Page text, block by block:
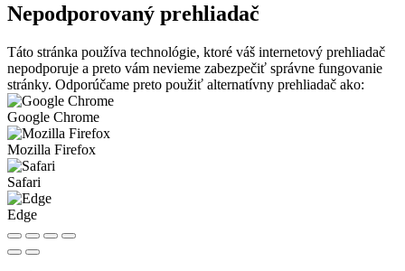
Nepodporovaný prehliadač
Táto stránka používa technológie, ktoré váš internetový prehliadač
nepodporuje a preto vám nevieme zabezpečiť správne fungovanie
stránky. Odporúčame preto použiť alternatívny prehliadač ako:
Google Chrome
Mozilla Firefox
Safari
Edge